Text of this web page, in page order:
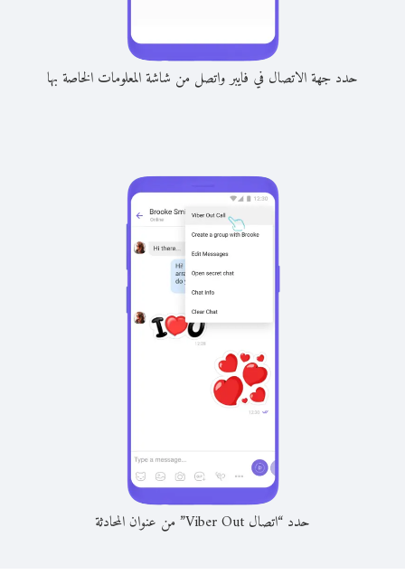
حدد جهة الاتصال في فايبر واتصل من شاشة المعلومات الخاصة بها
حدد “اتصال Viber Out” من عنوان المحادثة